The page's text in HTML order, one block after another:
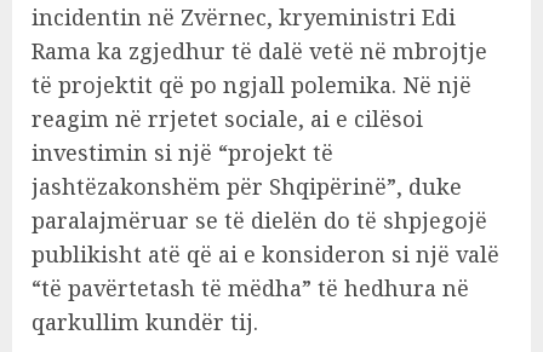
incidentin në Zvërnec, kryeministri Edi
Rama ka zgjedhur të dalë vetë në mbrojtje
të projektit që po ngjall polemika. Në një
reagim në rrjetet sociale, ai e cilësoi
investimin si një “projekt të
jashtëzakonshëm për Shqipërinë”, duke
paralajmëruar se të dielën do të shpjegojë
publikisht atë që ai e konsideron si një valë
“të pavërtetash të mëdha” të hedhura në
qarkullim kundër tij.